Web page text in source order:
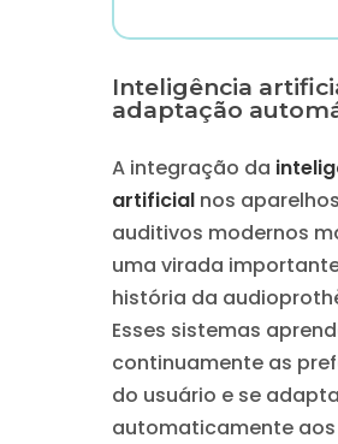
Inteligência
adaptação
A integração da
artificialnos aparelhos
auditivos modernos
uma virada
história da
Esses sistemas
continuamente as
do usuário e se
automaticamente aos